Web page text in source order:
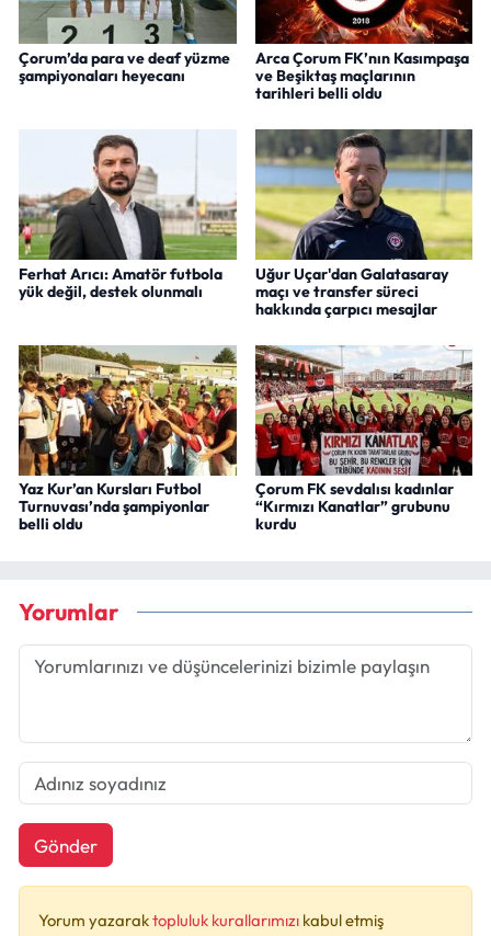
Çorum’da para ve deaf yüzme
şampiyonaları heyecanı
Arca Çorum FK’nın Kasımpaşa
ve Beşiktaş maçlarının
tarihleri belli oldu
Ferhat Arıcı: Amatör futbola
yük değil, destek olunmalı
Uğur Uçar'dan Galatasaray
maçı ve transfer süreci
hakkında çarpıcı mesajlar
Yaz Kur’an Kursları Futbol
Turnuvası’nda şampiyonlar
belli oldu
Çorum FK sevdalısı kadınlar
“Kırmızı Kanatlar” grubunu
kurdu
Yorumlar
Gönder
Yorum yazaraktopluluk kurallarımızı kabul etmiş